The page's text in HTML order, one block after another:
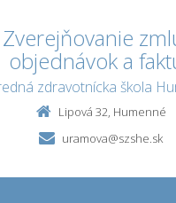
Zverejňovanie
objednávok a
zdravotnícka škola
Lipová 32, Humenné
uramova@szshe.sk